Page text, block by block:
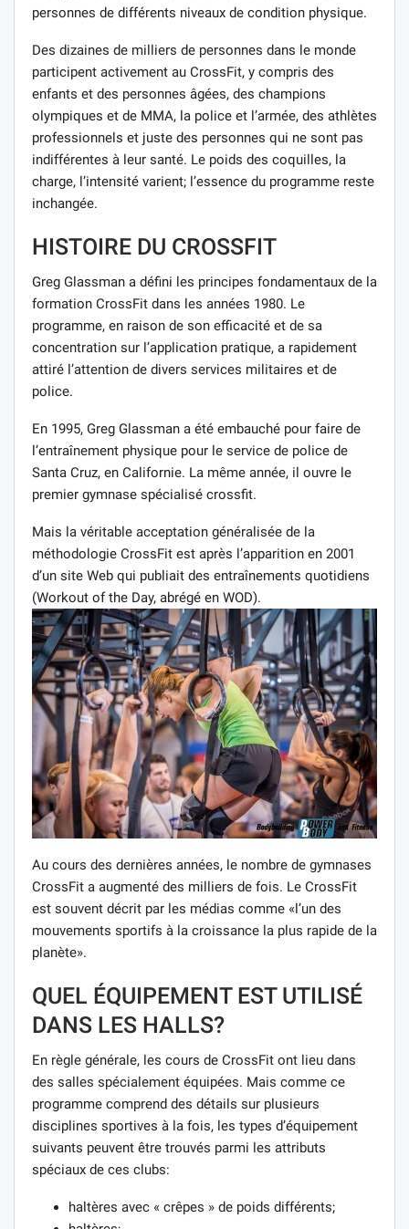
personnes de différents niveaux de condition physique.
Des dizaines de milliers de personnes dans le monde
participent activement au CrossFit, y compris des
enfants et des personnes âgées, des champions
olympiques et de MMA, la police et l’armée, des athlètes
professionnels et juste des personnes qui ne sont pas
indifférentes à leur santé. Le poids des coquilles, la
charge, l’intensité varient; l’essence du programme reste
inchangée.
HISTOIRE DU CROSSFIT
Greg Glassman a défini les principes fondamentaux de la
formation CrossFit dans les années 1980. Le
programme, en raison de son efficacité et de sa
concentration sur l’application pratique, a rapidement
attiré l’attention de divers services militaires et de
police.
En 1995, Greg Glassman a été embauché pour faire de
l’entraînement physique pour le service de police de
Santa Cruz, en Californie. La même année, il ouvre le
premier gymnase spécialisé crossfit.
Mais la véritable acceptation généralisée de la
méthodologie CrossFit est après l’apparition en 2001
d’un site Web qui publiait des entraînements quotidiens
(Workout of the Day, abrégé en WOD).
Au cours des dernières années, le nombre de gymnases
CrossFit a augmenté des milliers de fois. Le CrossFit
est souvent décrit par les médias comme «l’un des
mouvements sportifs à la croissance la plus rapide de la
planète».
QUEL ÉQUIPEMENT EST UTILISÉ
DANS LES HALLS?
En règle générale, les cours de CrossFit ont lieu dans
des salles spécialement équipées. Mais comme ce
programme comprend des détails sur plusieurs
disciplines sportives à la fois, les types d’équipement
suivants peuvent être trouvés parmi les attributs
spéciaux de ces clubs:
haltères avec « crêpes » de poids différents;